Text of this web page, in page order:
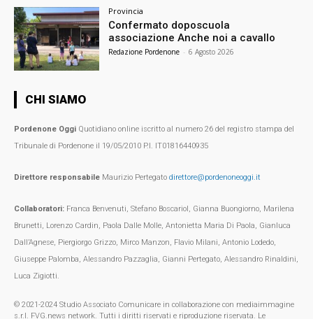
Provincia
Confermato doposcuola
associazione Anche noi a cavallo
Redazione Pordenone - 6 Agosto 2026
CHI SIAMO
Pordenone Oggi Quotidiano online iscritto al numero 26 del registro stampa del
Tribunale di Pordenone il 19/05/2010 P.I. IT01816440935
Direttore responsabile Maurizio Pertegato direttore@pordenoneoggi.it
Collaboratori: Franca Benvenuti, Stefano Boscariol, Gianna Buongiorno, Marilena
Brunetti, Lorenzo Cardin, Paola Dalle Molle, Antonietta Maria Di Paola, Gianluca
Dall’Agnese, Piergiorgo Grizzo, Mirco Manzon, Flavio Milani, Antonio Lodedo,
Giuseppe Palomba, Alessandro Pazzaglia, Gianni Pertegato, Alessandro Rinaldini,
Luca Zigiotti.
© 2021-2024 Studio Associato Comunicare in collaborazione con mediaimmagine
s.r.l. FVG.news network. Tutti i diritti riservati e riproduzione riservata. Le